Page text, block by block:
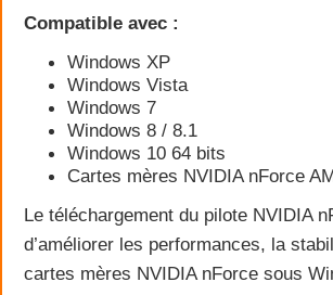
Compatible avec :
Windows XP
Windows Vista
Windows 7
Windows 8 / 8.1
Windows 10 64 bits
Cartes mères NVIDIA nForce
Le téléchargement du pilote NVIDIA
d’améliorer les performances, la
cartes mères NVIDIA nForce sous